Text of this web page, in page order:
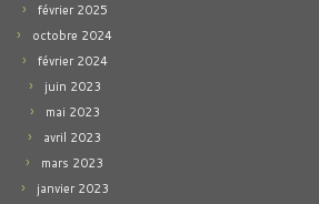
février 2025
octobre 2024
février 2024
juin 2023
mai 2023
avril 2023
mars 2023
janvier 2023